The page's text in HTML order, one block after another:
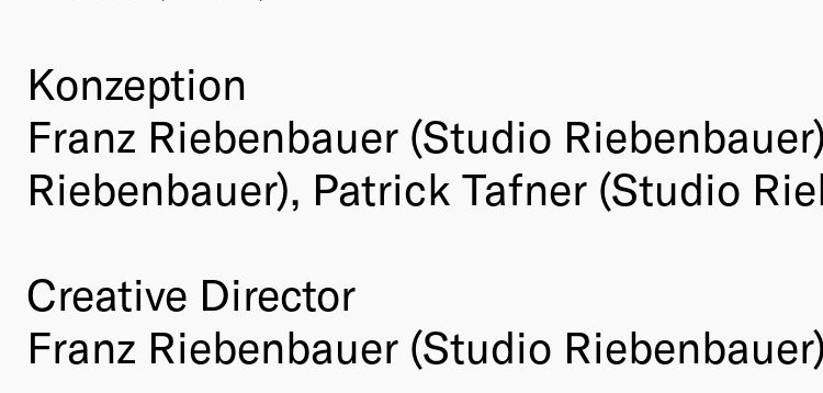
Konzeption
Franz Riebenbauer (Studio
Riebenbauer), Patrick Tafner (Studio
Creative Director
Franz Riebenbauer (Studio Riebenbauer)